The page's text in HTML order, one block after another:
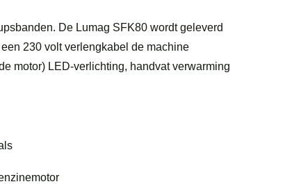
De Lumag SFK80 wordt geleverd
230 volt verlengkabel de machine
motor) LED-verlichting, handvat verwarming